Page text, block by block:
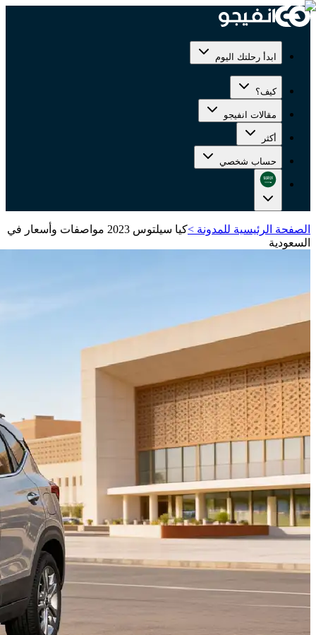
ابدأ رحلتك اليوم
كيف؟
مقالات انفيجو
أكثر
حساب شخصي
الصفحة الرئيسية للمدونة >
كيا سيلتوس 2023 مواصفات وأسعار في
السعودية